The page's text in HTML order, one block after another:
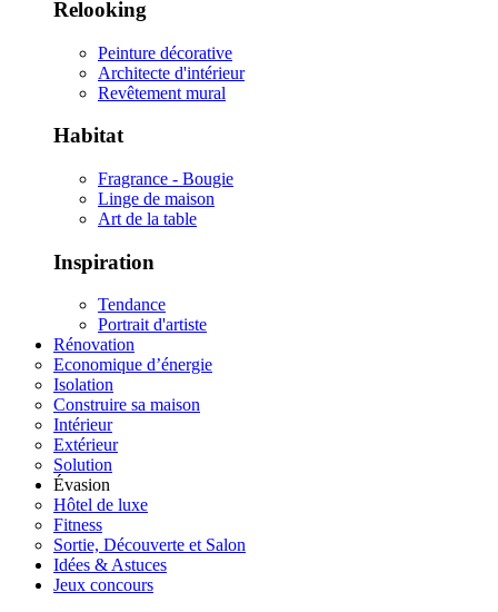
Relooking
Peinture décorative
Architecte d'intérieur
Revêtement mural
Habitat
Fragrance - Bougie
Linge de maison
Art de la table
Inspiration
Tendance
Portrait d'artiste
Rénovation
Economique d’énergie
Isolation
Construire sa maison
Intérieur
Extérieur
Solution
Évasion
Hôtel de luxe
Fitness
Sortie, Découverte et Salon
Idées & Astuces
Jeux concours